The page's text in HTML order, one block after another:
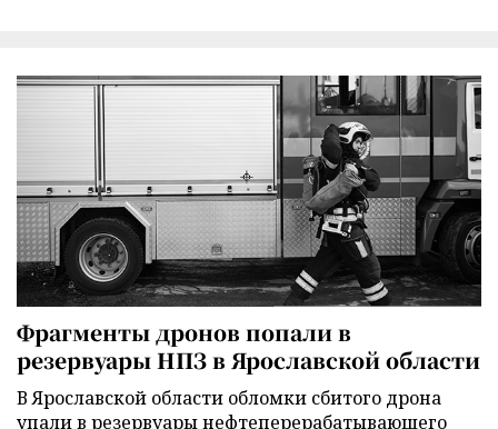
Фрагменты дронов попали в
резервуары НПЗ в Ярославской области
В Ярославской области обломки сбитого дрона
упали в резервуары нефтеперерабатывающего